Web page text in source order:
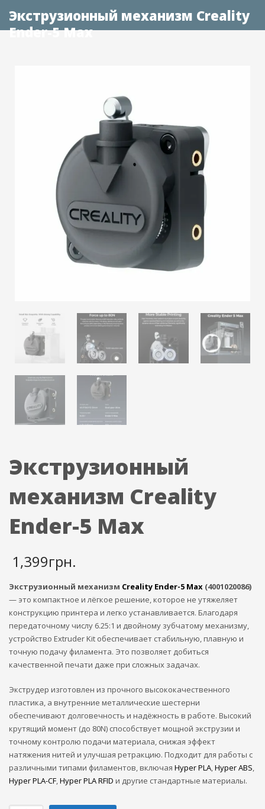
Экструзионный механизм Creality
Ender-5 Max
Экструзионный
механизм Creality
Ender-5 Max
1,399грн.
Экструзионный механизм Creality Ender-5 Max (4001020086)
— это компактное и лёгкое решение, которое не утяжеляет
конструкцию принтера и легко устанавливается. Благодаря
передаточному числу 6.25:1 и двойному зубчатому механизму,
устройство Extruder Kit обеспечивает стабильную, плавную и
точную подачу филамента. Это позволяет добиться
качественной печати даже при сложных задачах.
Экструдер изготовлен из прочного высококачественного
пластика, а внутренние металлические шестерни
обеспечивают долговечность и надёжность в работе. Высокий
крутящий момент (до 80N) способствует мощной экструзии и
точному контролю подачи материала, снижая эффект
натяжения нитей и улучшая ретракцию. Подходит для работы с
различными типами филаментов, включая Hyper PLA,Hyper ABS,
Hyper PLA-CF,Hyper PLA RFID и другие стандартные материалы.